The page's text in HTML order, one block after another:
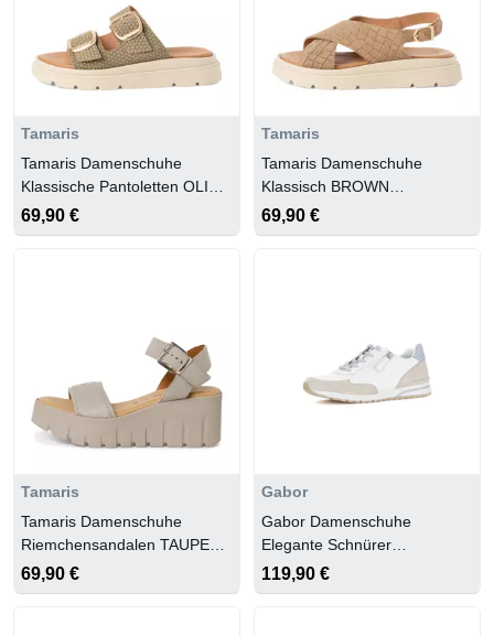
Tamaris
Tamaris Damenschuhe
Klassische Pantoletten OLIVE
STRUCTURE
69,90 €
Tamaris
Tamaris Damenschuhe
Klassisch BROWN
STRCTURE
69,90 €
Tamaris
Tamaris Damenschuhe
Riemchensandalen TAUPE
SUEDE
69,90 €
Gabor
Gabor Damenschuhe
Elegante Schnürer
weiss/oak/sky
119,90 €